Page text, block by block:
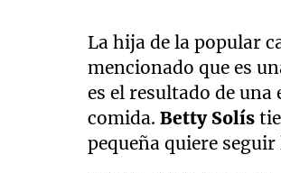
La hija de la popular
mencionado que es
es el resultado de
comida.Betty Solís
pequeña quiere